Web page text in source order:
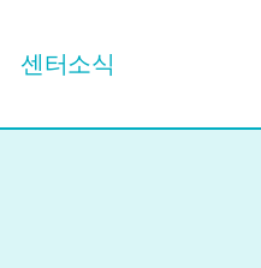
센터소식